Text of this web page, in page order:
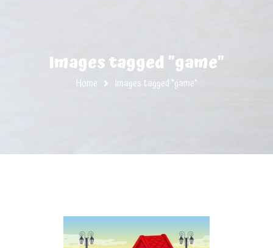
Images tagged "game"
Home Images tagged "game"